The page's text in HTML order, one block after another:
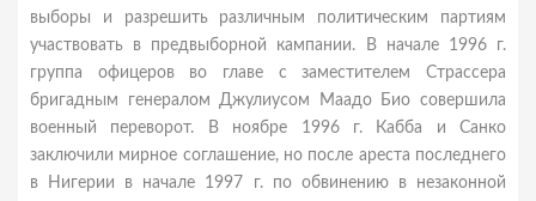
выборы и разрешить различным политическим партиям
участвовать в предвыборной кампании. В начале 1996 г.
группа офицеров во главе с заместителем Страссера
бригадным генералом Джулиусом Маадо Био совершила
военный переворот. В ноябре 1996 г. Кабба и Санко
заключили мирное соглашение, но после ареста последнего
в Нигерии в начале 1997 г. по обвинению в незаконной